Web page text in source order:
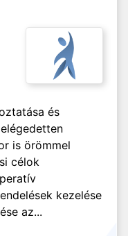
és
is örömmel
célok
kezelése
az...